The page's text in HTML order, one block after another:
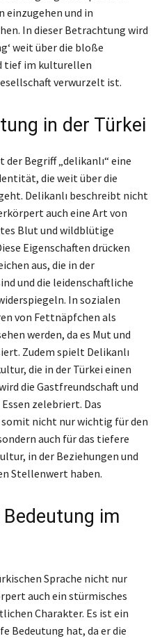
einzugehen und in
In dieser Betrachtung wird
weit über die bloße
tief im kulturellen
verwurzelt ist.
in der Türkei
Begriff „delikanlı“ eine
die weit über die
Delikanlı beschreibt nicht
auch eine Art von
Blut und wildblütige
Eigenschaften drücken
aus, die in der
und die leidenschaftliche
In sozialen
von Fettnäpfchen als
werden, da es Mut und
Zudem spielt Delikanlı
die in der Türkei einen
die Gastfreundschaft und
zelebriert. Das
nicht nur wichtig für den
auch für das tiefere
in der Beziehungen und
Stellenwert haben.
im
Sprache nicht nur
auch ein stürmisches
Charakter. Es ist ein
Bedeutung hat, da er die